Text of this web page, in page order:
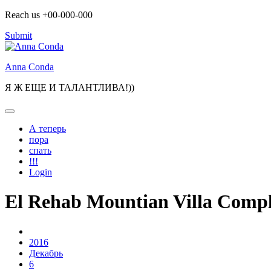
Skip
content
Reach us +00-000-000
Submit
Anna Conda
Я Ж ЕЩЕ И ТАЛАНТЛИВА!))
А теперь
пора
спать
!!!
Login
El Rehab Mountian Villa
2016
Декабрь
6